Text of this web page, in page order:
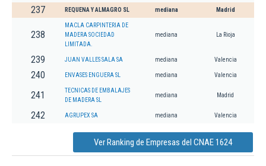
237 REQUENA Y ALMAGRO SL mediana Madrid
238
MACLA CARPINTERIA DE
MADERA SOCIEDAD
LIMITADA.
mediana La Rioja
239 JUAN VALLES SALA SA mediana Valencia
240 ENVASES ENGUERA SL mediana Valencia
241
TECNICAS DE EMBALAJES
DE MADERA SL
mediana Madrid
242 AGRUPEX SA mediana Valencia
Ver Ranking de Empresas del CNAE 1624